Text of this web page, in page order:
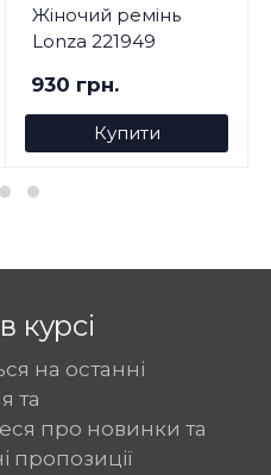
Жіночий ремінь
Lonza 221949
930 грн.
Купити
курсі
на останні
та
про новинки та
пропозиції